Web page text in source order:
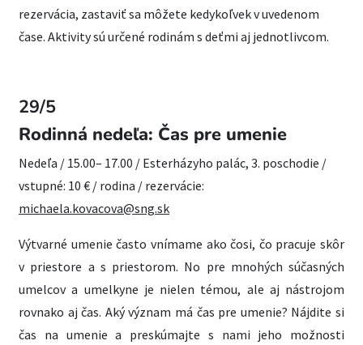
rezervácia, zastaviť sa môžete kedykoľvek v uvedenom
čase. Aktivity sú určené rodinám s deťmi aj jednotlivcom.
29/5
Rodinná nedeľa: Čas pre umenie
Nedeľa / 15.00– 17.00 / Esterházyho palác, 3. poschodie /
vstupné: 10 € / rodina / rezervácie:
michaela.kovacova@sng.sk
Výtvarné umenie často vnímame ako čosi, čo pracuje skôr
v priestore a s priestorom. No pre mnohých súčasných
umelcov a umelkyne je nielen témou, ale aj nástrojom
rovnako aj čas. Aký význam má čas pre umenie? Nájdite si
čas na umenie a preskúmajte s nami jeho možnosti